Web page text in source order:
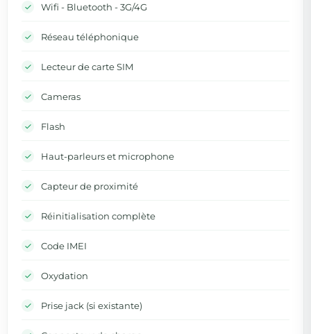
Wifi - Bluetooth - 3G/4G
Réseau téléphonique
Lecteur de carte SIM
Cameras
Flash
Haut-parleurs et microphone
Capteur de proximité
Réinitialisation complète
Code IMEI
Oxydation
Prise jack (si existante)